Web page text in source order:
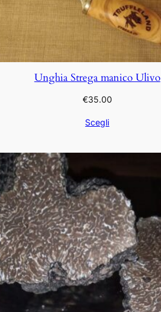
Unghia Strega manico Ulivo
€35.00
Scegli